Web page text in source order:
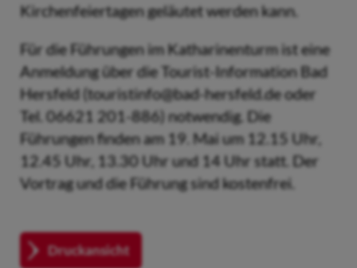
Kirchenfeiertagen geläutet werden kann.
Für die Führungen im Katharinenturm ist eine
Anmeldung über die Tourist-Information Bad
Hersfeld (touristinfo@bad-hersfeld.de oder
Tel. 06621 201-886) notwendig. Die
Führungen finden am 19. Mai um 12.15 Uhr,
12.45 Uhr, 13.30 Uhr und 14 Uhr statt. Der
Vortrag und die Führung sind kostenfrei.
Druckansicht